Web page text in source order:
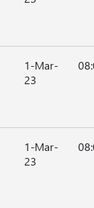
1-Mar-
23
1-Mar-
23